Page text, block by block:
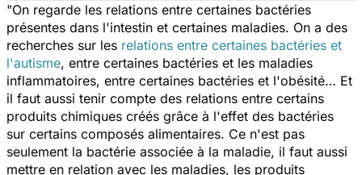
"On regarde les relations entre certaines bactéries
présentes dans l'intestin et certaines maladies. On a des
recherches sur les relations entre certaines bactéries et
l'autisme, entre certaines bactéries et les maladies
inflammatoires, entre certaines bactéries et l'obésité… Et
il faut aussi tenir compte des relations entre certains
produits chimiques créés grâce à l'effet des bactéries
sur certains composés alimentaires. Ce n'est pas
seulement la bactérie associée à la maladie, il faut aussi
mettre en relation avec les maladies, les produits